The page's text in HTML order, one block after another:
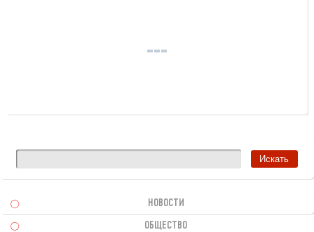
НОВОСТИ
ОБЩЕСТВО